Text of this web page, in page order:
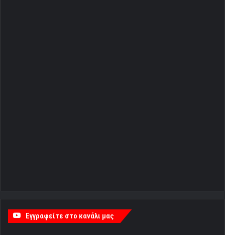
Εγγραφείτε στο κανάλι μας